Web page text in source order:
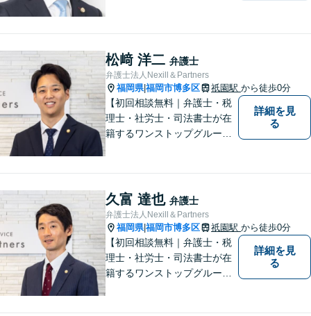
よる迅速で最適なリーガルサ
ービスを提供いたします。
松﨑 洋二 弁護士
弁護士法人Nexill＆Partners
福岡県|福岡市博多区 祇園駅 から徒歩0分
【初回相談無料｜弁護士・税
理士・社労士・司法書士が在
籍するワンストップグルー
等複数士業の知識が必要な案
件を一括して対応。九州トッ
プクラスの豊富な実績。
詳細を見
る
久富 達也 弁護士
弁護士法人Nexill＆Partners
福岡県|福岡市博多区 祇園駅 から徒歩0分
【初回相談無料｜弁護士・税
理士・社労士・司法書士が在
籍するワンストップグルー
詳細を見
る